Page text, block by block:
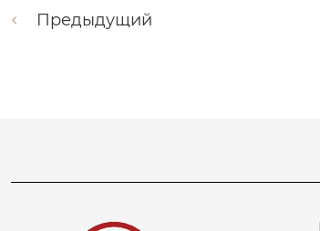
Предыдущий